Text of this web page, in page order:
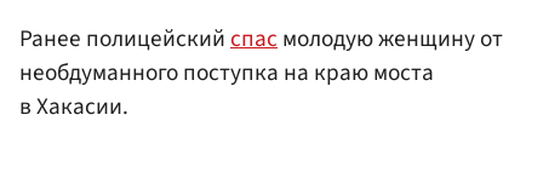
Ранее полицейскийспасмолодую женщину от
необдуманного поступка на краю моста
в Хакасии.